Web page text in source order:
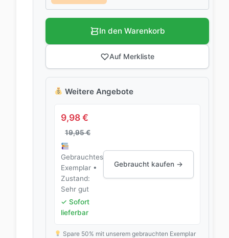
In den Warenkorb
Auf Merkliste
Weitere Angebote
9,98€
19,95€
Gebrauchtes
Exemplar •
Zustand:
Sehr gut
✓ Sofort
lieferbar
Gebraucht kaufen →
Spare 50% mit unserem gebrauchten Exemplar